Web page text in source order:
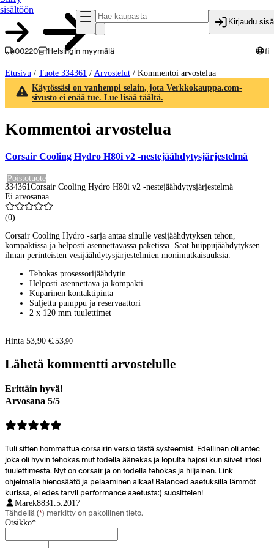
sisältöön
Kirjaudu
00220 Helsingin myymälä fi
Etusivu / Tuote 334361 / Arvostelut / Kommentoi arvostelua
Käytössäsi on vanhempi selain, jota Verkkokauppa.com-
sivusto ei enää tue. Lue lisää täältä.
Kommentoi arvostelua
Corsair Cooling Hydro H80i v2 -nestejäähdytysjärjestelmä
Poistotuote
334361 Corsair Cooling Hydro H80i v2 -nestejäähdytysjärjestelmä
Ei arvosanaa
(0)
Corsair Cooling Hydro -sarja antaa sinulle vesijäähdytyksen tehon,
kompaktissa ja helposti asennettavassa paketissa. Saat huippujäähdytyksen
ilman perinteisten vesijäähdytysjärjestelmien monimutkaisuuksia.
Tehokas prosessorijäähdytin
Helposti asennettava ja kompakti
Kuparinen kontaktipinta
Suljettu pumppu ja reservaattori
2 x 120 mm tuulettimet
Hinta 53,90 €. 53,90
Lähetä kommentti arvostelulle
Erittäin hyvä!
Arvosana 5/5
Tuli sitten hommattua corsairin versio tästä systeemist. Edellinen oli antec
joka oli hyvin tehokas mut todella äänekas ja lopulta hajosi kun siivet irtosi
tuulettimesta. Nyt on corsair ja on todella tehokas ja hiljainen. Link
ohjelmalla hienosäätö ja pelaaminen alkaa! Balanced aaetuksilla lämmöt
kurissa, ei edes tarvii performance aaetusta:) suosittelen!
Marek8831.5.2017
Tähdellä (*) merkitty on pakollinen tieto.
Otsikko*